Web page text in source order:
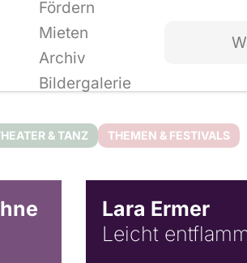
Fördern
Mieten
Archiv
Bildergalerie
& TANZ THEMEN & FESTIVALS
Lara Ermer
Leicht